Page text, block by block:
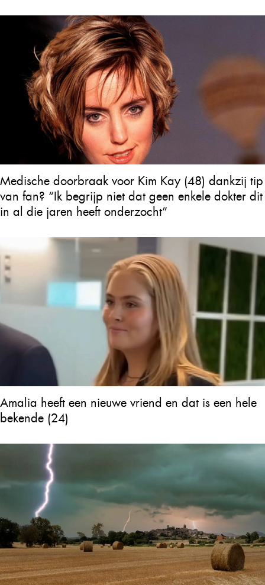
Medische doorbraak voor Kim Kay (48) dankzij tip
van fan? “Ik begrijp niet dat geen enkele dokter dit
in al die jaren heeft onderzocht”
Amalia heeft een nieuwe vriend en dat is een hele
bekende (24)